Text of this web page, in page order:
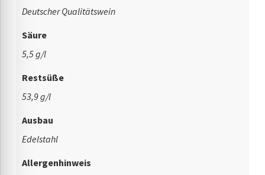
Deutscher Qualitätswein
Säure
5,5 g/l
Restsüße
53,9 g/l
Ausbau
Edelstahl
Allergenhinweis